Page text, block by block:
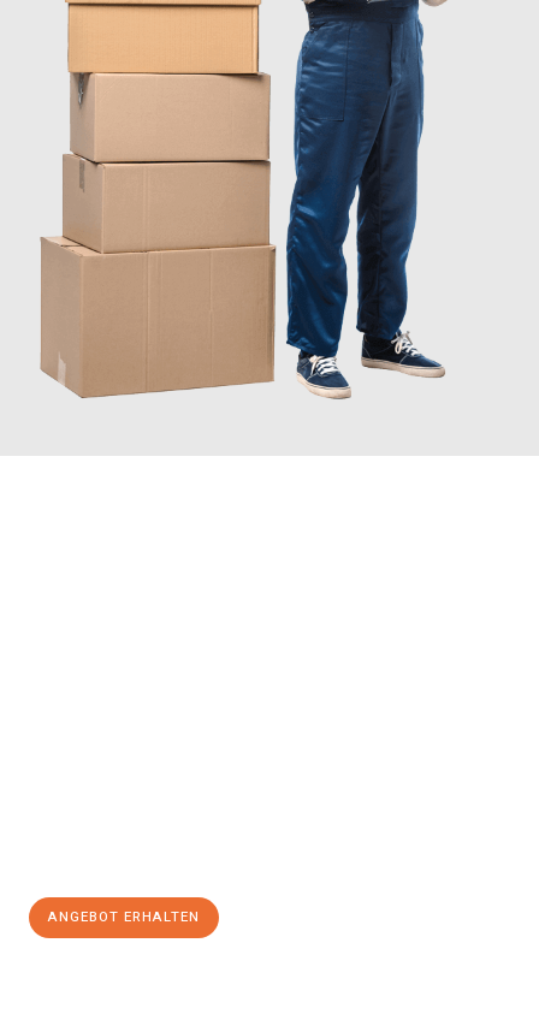
ANGEBOT ERHALTEN